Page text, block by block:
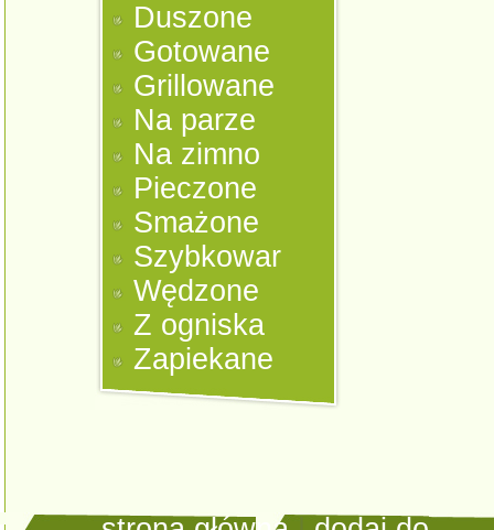
Duszone
Gotowane
Grillowane
Na parze
Na zimno
Pieczone
Smażone
Szybkowar
Wędzone
Z ogniska
Zapiekane